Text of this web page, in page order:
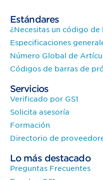
Estándares
¿Necesitas un código de
Especificaciones
Número Global de
Códigos de barras de
Servicios
Verificado por GS1
Solicita asesoría
Formación
Directorio de
Lo más destacado
Preguntas Frecuentes